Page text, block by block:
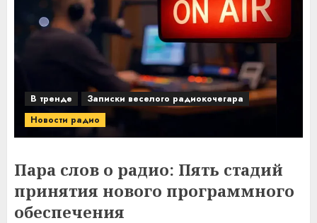
В тренде
Записки веселого радиокочегара
Новости радио
Пара слов о радио: Пять стадий
принятия нового программного
обеспечения